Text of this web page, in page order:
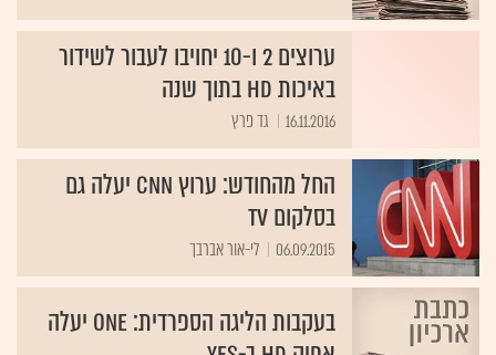
ערוצים 2 ו-10 יחויבו לעבור לשידור
באיכות HD בתוך שנה
16.11.2016 גד פרץ
החל מהחודש: ערוץ CNN יעלה גם
בסלקום TV
06.09.2015 לי-אור אברבך
בעקבות הליגה הספרדית: ONE יעלה